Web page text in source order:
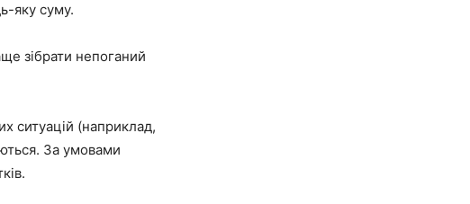
яку суму.
зібрати непоганий
ситуацій (наприклад,
За умовами